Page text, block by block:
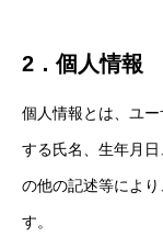
2．個人情報
個人情報とは、ユ
する氏名、生年月
の他の記述等によ
す。